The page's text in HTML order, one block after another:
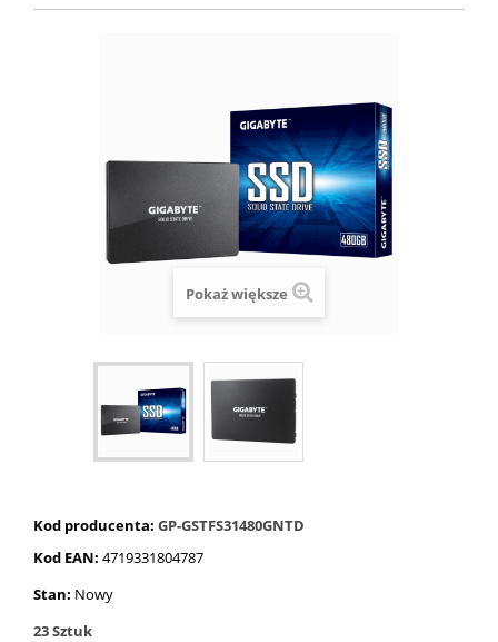
Pokaż większe
Kod producenta: GP-GSTFS31480GNTD
Kod EAN: 4719331804787
Stan: Nowy
23Sztuk